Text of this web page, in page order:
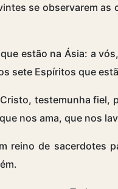
se observarem
estão na Ásia: a
sete Espíritos que
testemunha fiel,
nos ama, que nos
reino de sacerdotes